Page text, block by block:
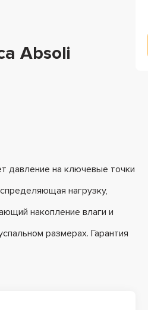
Absoli
давление на ключевые точки
нагрузку,
накопление влаги и
размерах. Гарантия